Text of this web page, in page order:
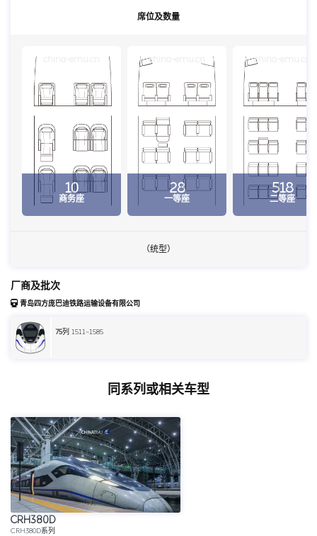
席位及数量
10
商务座
28
一等座
china-emu.cn
518
二等座
china-emu.cn
（统型）
厂商及批次
青岛四方庞巴迪铁路运输设备有限公司
75列 1511~1585
同系列或相关车型
CRH380D
CRH380D系列